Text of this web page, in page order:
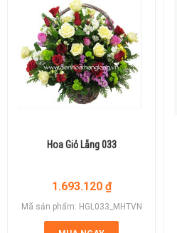
Hoa Giỏ Lẵng 033
1.693.120 ₫
Mã sản phẩm: HGL033_MHTVN